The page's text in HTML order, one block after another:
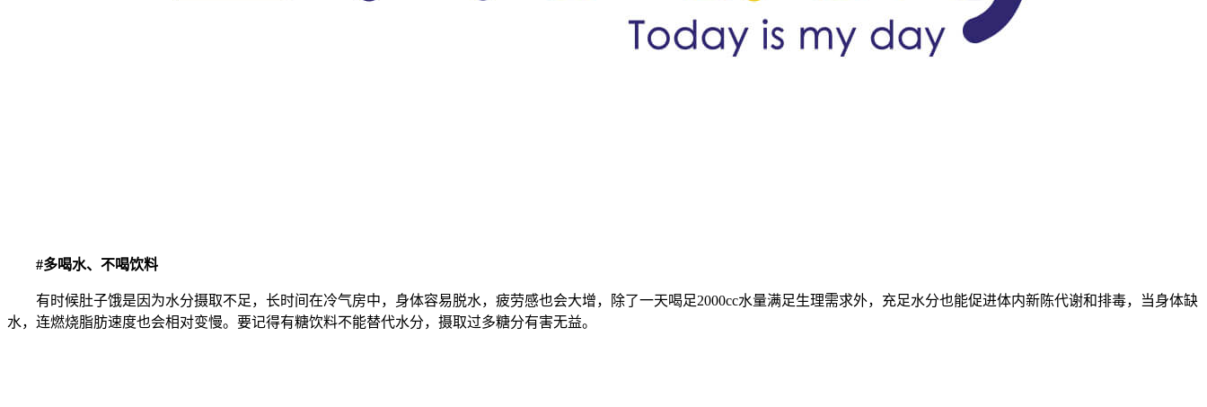
#多喝水、不喝饮料
有时候肚子饿是因为水分摄取不足，长时间在冷气房中，身体容易脱水，疲劳感也会大增，除了一天喝足2000cc水量满足生理需求外，充足水分也能促进体内新陈代谢和排毒，当身体缺
水，连燃烧脂肪速度也会相对变慢。要记得有糖饮料不能替代水分，摄取过多糖分有害无益。